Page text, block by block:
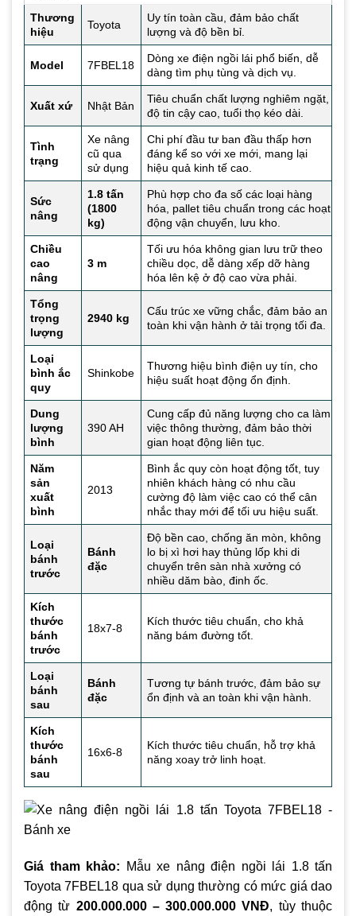
Thương
hiệu
Toyota
Uy tín toàn cầu, đảm bảo chất
lượng và độ bền bỉ.
Model 7FBEL18
Dòng xe điện ngồi lái phổ biến, dễ
dàng tìm phụ tùng và dịch vụ.
Xuất xứ Nhật Bản
Tiêu chuẩn chất lượng nghiêm ngặt,
độ tin cậy cao, tuổi thọ kéo dài.
Tình
trạng
Xe nâng
cũ qua
sử dụng
Chi phí đầu tư ban đầu thấp hơn
đáng kể so với xe mới, mang lại
hiệu quả kinh tế cao.
Sức
nâng
1.8 tấn
(1800
kg)
Phù hợp cho đa số các loại hàng
hóa, pallet tiêu chuẩn trong các hoạt
động vận chuyển, lưu kho.
Chiều
cao
nâng
3 m
Tối ưu hóa không gian lưu trữ theo
chiều dọc, dễ dàng xếp dỡ hàng
hóa lên kệ ở độ cao vừa phải.
Tổng
trọng
lượng
2940 kg
Cấu trúc xe vững chắc, đảm bảo an
toàn khi vận hành ở tải trọng tối đa.
Loại
bình ắc
quy
Shinkobe
Thương hiệu bình điện uy tín, cho
hiệu suất hoạt động ổn định.
Dung
lượng
bình
390 AH
Cung cấp đủ năng lượng cho ca làm
việc thông thường, đảm bảo thời
gian hoạt động liên tục.
Năm
sản
xuất
bình
2013
Bình ắc quy còn hoạt động tốt, tuy
nhiên khách hàng có nhu cầu
cường độ làm việc cao có thể cân
nhắc thay mới để tối ưu hiệu suất.
Loại
bánh
trước
Bánh
đặc
Độ bền cao, chống ăn mòn, không
lo bị xì hơi hay thủng lốp khi di
chuyển trên sàn nhà xưởng có
nhiều dăm bào, đinh ốc.
Kích
thước
bánh
trước
18x7-8
Kích thước tiêu chuẩn, cho khả
năng bám đường tốt.
Loại
bánh
sau
Bánh
đặc
Tương tự bánh trước, đảm bảo sự
ổn định và an toàn khi vận hành.
Kích
thước
bánh
sau
16x6-8
Kích thước tiêu chuẩn, hỗ trợ khả
năng xoay trở linh hoạt.
Giá tham khảo: Mẫu xe nâng điện ngồi lái 1.8 tấn
Toyota 7FBEL18 qua sử dụng thường có mức giá dao
động từ 200.000.000 – 300.000.000 VNĐ, tùy thuộc